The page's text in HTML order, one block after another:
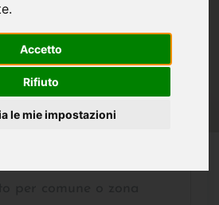
.
Accetto
Rifiuto
le mie impostazioni